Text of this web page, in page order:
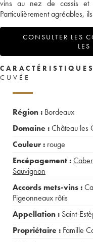
vins au nez de cassis et
Particulièrement agréables,
CONSULTER LES
CARACTÉRISTIQUES
CUVÉE
Région : Bordeaux
Domaine :Château les
Couleur : rouge
Encépagement :
Sauvignon
Accords mets-vins :
Pigeonneaux rôtis
Appellation : Saint-
Propriétaire : Famille